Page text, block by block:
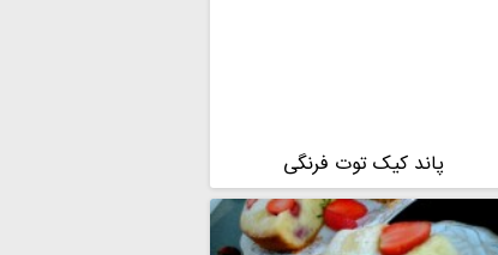
پاند کیک توت فرنگی